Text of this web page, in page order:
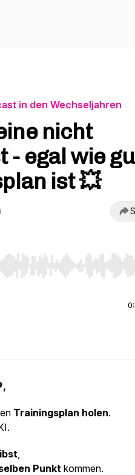
in den Wechseljahren
nicht
egal wie
ist 💥
Home/End to jump to start
Trainingsplan holen.
,
Punktkommen.